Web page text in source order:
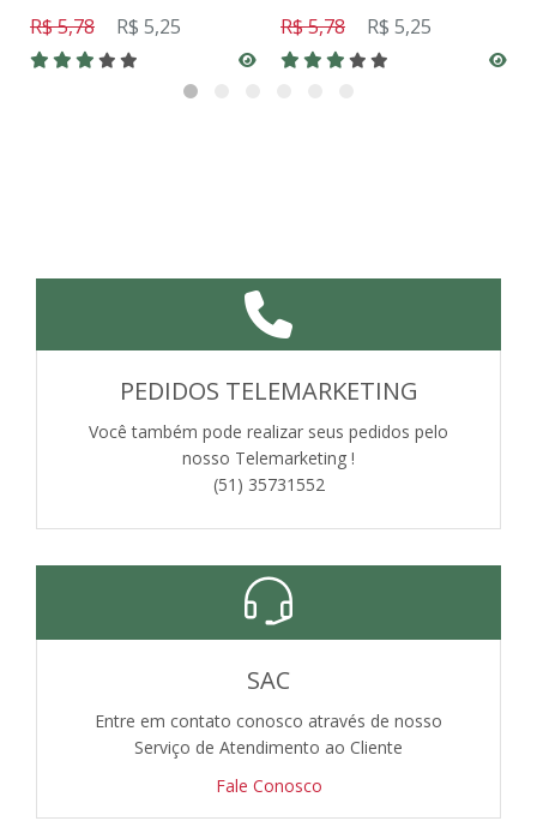
R$ 5,78 R$ 5,25 R$ 5,78 R$ 5,25
PEDIDOS TELEMARKETING
Você também pode realizar seus pedidos pelo
nosso Telemarketing !
(51) 35731552
SAC
Entre em contato conosco através de nosso
Serviço de Atendimento ao Cliente
Fale Conosco